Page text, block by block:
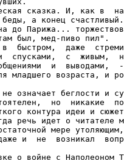
сказка. И, как в
а конец счастливый.
до Парижа...
был, мед-пиво пил".
быстром,  даже
спусками,  с  живым,
и  выводами,
младшего возраста, и
означает беглости и
но  никакие
контура идеи и
речь идет о читателе
мере
и  не  возникал
о войне с Наполеоном